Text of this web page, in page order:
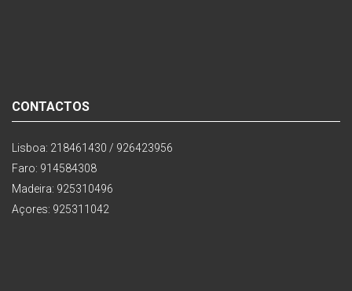
CONTACTOS
Lisboa: 218461430 / 926423956
Faro: 914584308
Madeira: 925310496
Açores: 925311042